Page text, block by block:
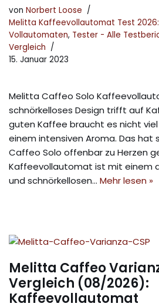
von Norbert Loose
Melitta Kaffeevollautomat Test
Vollautomaten, Tester - Alle
Vergleich
15. Januar 2023
Melitta Caffeo Solo
schnörkelloses Design trifft auf
guten Kaffee braucht es nicht
einem intensiven Aroma. Das hat
Caffeo Solo offenbar zu Herzen
Kaffeevollautomat ist mit einem
und schnörkellosen… Mehr lesen »
Melitta Caffeo
Vergleich (08/2026):
Kaffeevollautomat